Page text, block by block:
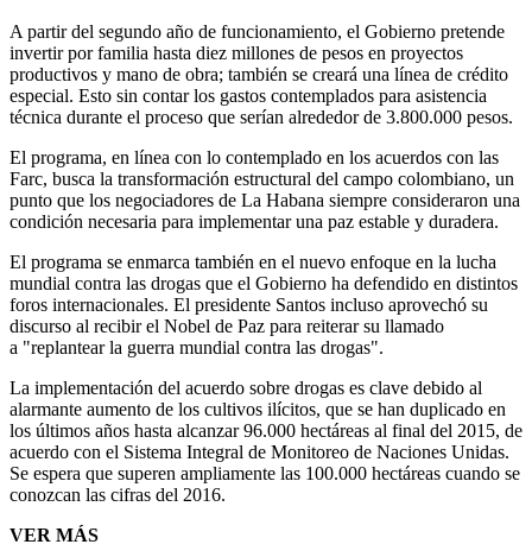
A partir del segundo año de funcionamiento, el Gobierno pretende
invertir por familia hasta diez millones de pesos en proyectos
productivos y mano de obra; también se creará una línea de crédito
especial. Esto sin contar los gastos contemplados para asistencia
técnica durante el proceso que serían alrededor de 3.800.000 pesos.
El programa, en línea con lo contemplado en los acuerdos con las
Farc, busca la transformación estructural del campo colombiano, un
punto que los negociadores de La Habana siempre consideraron una
condición necesaria para implementar una paz estable y duradera.
El programa se enmarca también en el nuevo enfoque en la lucha
mundial contra las drogas que el Gobierno ha defendido en distintos
foros internacionales. El presidente Santos incluso aprovechó su
discurso al recibir el Nobel de Paz para reiterar su llamado
a "replantear la guerra mundial contra las drogas".
La implementación del acuerdo sobre drogas es clave debido al
alarmante aumento de los cultivos ilícitos, que se han duplicado en
los últimos años hasta alcanzar 96.000 hectáreas al final del 2015, de
acuerdo con el Sistema Integral de Monitoreo de Naciones Unidas.
Se espera que superen ampliamente las 100.000 hectáreas cuando se
conozcan las cifras del 2016.
VER MÁS